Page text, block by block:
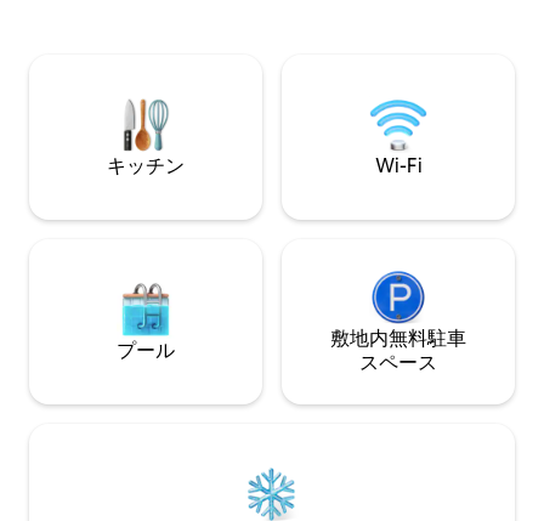
をお楽しみください。 アメニティには高
速Wi-Fi、エアコン、暖房、エレベーター
アクセスが含まれています。
キッチン Wi-Fi
プール
敷地内無料駐⁠車
ス⁠ペ⁠ー⁠ス